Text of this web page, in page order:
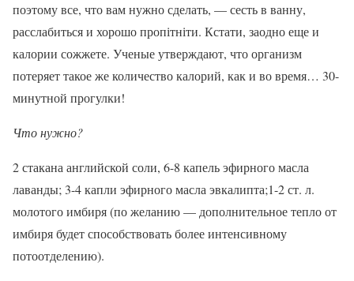
поэтому все, что вам нужно сделать, — сесть в ванну,
расслабиться и хорошо пропітніти. Кстати, заодно еще и
калории сожжете. Ученые утверждают, что организм
потеряет такое же количество калорий, как и во время… 30-
минутной прогулки!
Что нужно?
2 стакана английской соли, 6-8 капель эфирного масла
лаванды; 3-4 капли эфирного масла эвкалипта;1-2 ст. л.
молотого имбиря (по желанию — дополнительное тепло от
имбиря будет способствовать более интенсивному
потоотделению).